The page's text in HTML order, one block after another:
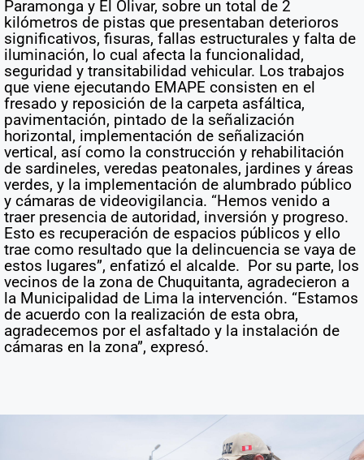
Paramonga y El Olivar, sobre un total de 2
kilómetros de pistas que presentaban deterioros
significativos, fisuras, fallas estructurales y falta de
iluminación, lo cual afecta la funcionalidad,
seguridad y transitabilidad vehicular. Los trabajos
que viene ejecutando EMAPE consisten en el
fresado y reposición de la carpeta asfáltica,
pavimentación, pintado de la señalización
horizontal, implementación de señalización
vertical, así como la construcción y rehabilitación
de sardineles, veredas peatonales, jardines y áreas
verdes, y la implementación de alumbrado público
y cámaras de videovigilancia. “Hemos venido a
traer presencia de autoridad, inversión y progreso.
Esto es recuperación de espacios públicos y ello
trae como resultado que la delincuencia se vaya de
estos lugares”, enfatizó el alcalde. Por su parte, los
vecinos de la zona de Chuquitanta, agradecieron a
la Municipalidad de Lima la intervención. “Estamos
de acuerdo con la realización de esta obra,
agradecemos por el asfaltado y la instalación de
cámaras en la zona”, expresó.